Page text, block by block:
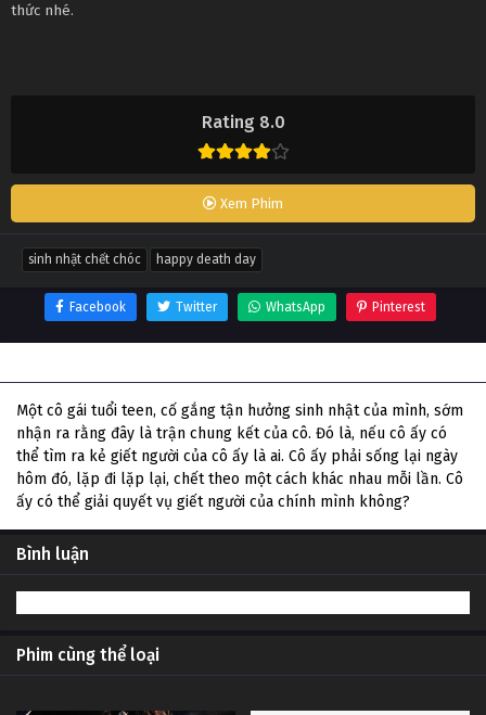
Rating 8.0
Xem Phim
thức nhé.
sinh nhật chết chóc happy death day
Facebook Twitter WhatsApp Pinterest
Một cô gái tuổi teen, cố gắng tận hưởng sinh nhật của mình, sớm
nhận ra rằng đây là trận chung kết của cô. Đó là, nếu cô ấy có
thể tìm ra kẻ giết người của cô ấy là ai. Cô ấy phải sống lại ngày
hôm đó, lặp đi lặp lại, chết theo một cách khác nhau mỗi lần. Cô
ấy có thể giải quyết vụ giết người của chính mình không?
Bình luận
Phim cùng thể loại